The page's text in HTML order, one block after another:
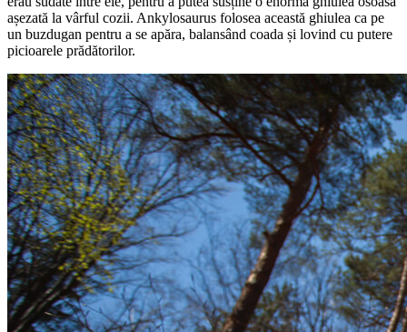
așezată la vârful cozii. Ankylosaurus folosea această ghiulea ca pe
un buzdugan pentru a se apăra, balansând coada și lovind cu putere
picioarele prădătorilor.